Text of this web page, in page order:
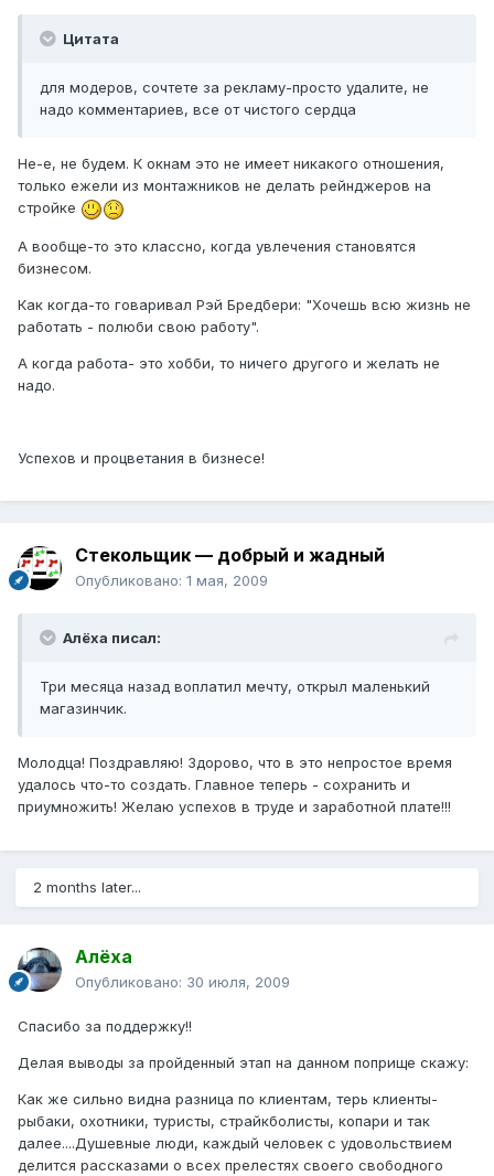
Цитата
для модеров, сочтете за рекламу-просто удалите, не
надо комментариев, все от чистого сердца
Не-е, не будем. К окнам это не имеет никакого отношения,
только ежели из монтажников не делать рейнджеров на
стройке
А вообще-то это классно, когда увлечения становятся
бизнесом.
Как когда-то говаривал Рэй Бредбери: "Хочешь всю жизнь не
работать - полюби свою работу".
А когда работа- это хобби, то ничего другого и желать не
надо.
Успехов и процветания в бизнесе!
Стекольщик — добрый и жадный
Опубликовано: 1 мая, 2009
Алёха писал:
Три месяца назад воплатил мечту, открыл маленький
магазинчик.
Молодца! Поздравляю! Здорово, что в это непростое время
удалось что-то создать. Главное теперь - сохранить и
приумножить! Желаю успехов в труде и заработной плате!!!
2 months later...
Алёха
Опубликовано: 30 июля, 2009
Спасибо за поддержку!!
Делая выводы за пройденный этап на данном поприще скажу:
Как же сильно видна разница по клиентам, терь клиенты-
рыбаки, охотники, туристы, страйкболисты, копари и так
далее....Душевные люди, каждый человек с удовольствием
делится рассказами о всех прелестях своего свободного